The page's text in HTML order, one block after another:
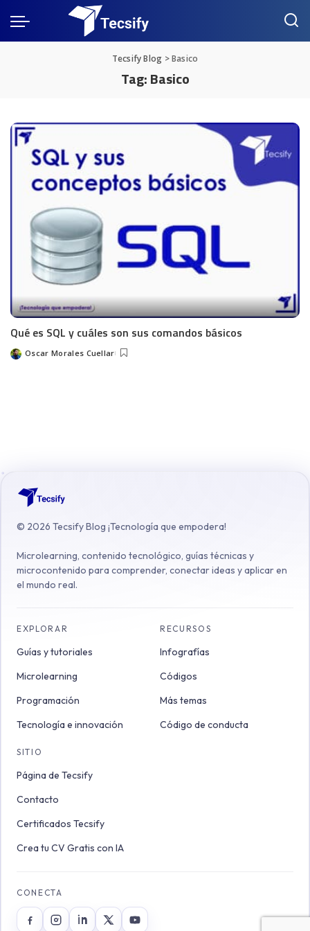
Tecsify Blog >Basico
Tag:Basico
Qué es SQL y cuáles son sus comandos básicos
Oscar Morales Cuellar
© 2026 Tecsify Blog ¡Tecnología que empodera!
Microlearning, contenido tecnológico, guías técnicas y
microcontenido para comprender, conectar ideas y aplicar en
el mundo real.
EXPLORAR
Guías y tutoriales
Microlearning
Programación
Tecnología e innovación
RECURSOS
Infografías
Códigos
Más temas
Código de conducta
SITIO
Página de Tecsify
Contacto
Certificados Tecsify
Crea tu CV Gratis con IA
CONECTA